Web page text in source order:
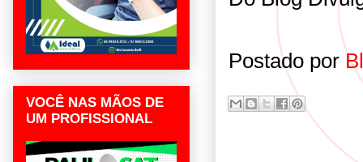
Postado por
VOCÊ NAS MÃOS DE
UM PROFISSIONAL